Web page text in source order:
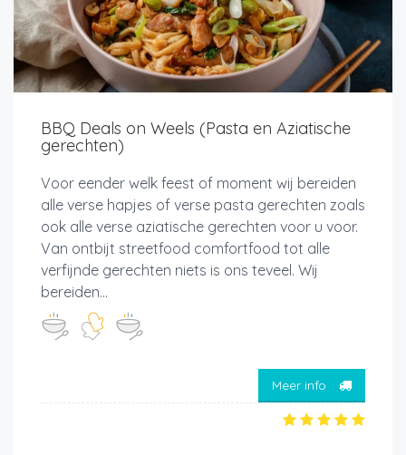
BBQ Deals on Weels (Pasta en Aziatische
gerechten)
Voor eender welk feest of moment wij bereiden
alle verse hapjes of verse pasta gerechten zoals
ook alle verse aziatische gerechten voor u voor.
Van ontbijt streetfood comfortfood tot alle
verfijnde gerechten niets is ons teveel. Wij
bereiden...
Meer info